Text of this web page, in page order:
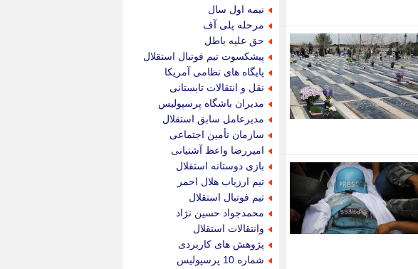
نیمه اول سال
مرحله پلی آف
حق علیه باطل
پیشکسوت تیم فوتبال استقلال
پایگاه های نظامی آمریکا
نقل و انتقالات تابستانی
مدیران باشگاه پرسپولیس
مدیرعامل سابق استقلال
سازمان تأمین اجتماعی
امیررضا واعظ آشتیانی
بازی دوستانه استقلال
تیم ارزیاب هلال احمر
تیم فوتبال استقلال
محمدجواد حسین نژاد
وانتقالات استقلال
پژوهش های کاربردی
شماره 10 پرسپولیس